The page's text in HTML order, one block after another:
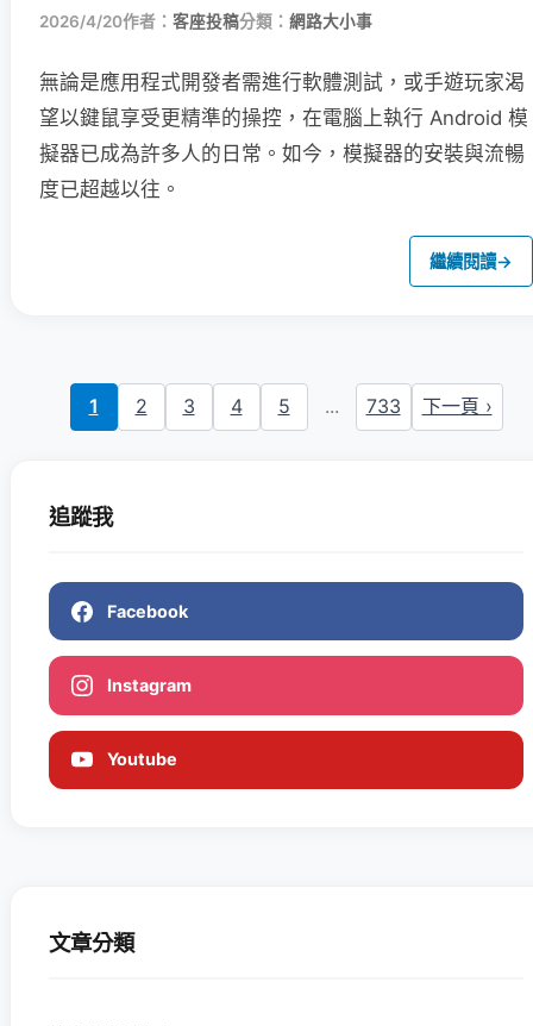
2026/4/20作者： 客座投稿分類： 網路大小事
無論是應用程式開發者需進行軟體測試，或手遊玩家渴
望以鍵鼠享受更精準的操控，在電腦上執行 Android 模
擬器已成為許多人的日常。如今，模擬器的安裝與流暢
度已超越以往。
繼續閱讀→
1 2 3 4 5 ... 733 下一頁 ›
追蹤我
Facebook
Instagram
Youtube
文章分類